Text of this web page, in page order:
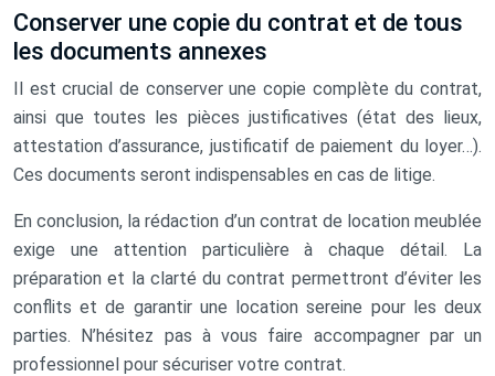
Conserver une copie du contrat et de tous
les documents annexes
Il est crucial de conserver une copie complète du contrat,
ainsi que toutes les pièces justificatives (état des lieux,
attestation d’assurance, justificatif de paiement du loyer…).
Ces documents seront indispensables en cas de litige.
En conclusion, la rédaction d’un contrat de location meublée
exige une attention particulière à chaque détail. La
préparation et la clarté du contrat permettront d’éviter les
conflits et de garantir une location sereine pour les deux
parties. N’hésitez pas à vous faire accompagner par un
professionnel pour sécuriser votre contrat.